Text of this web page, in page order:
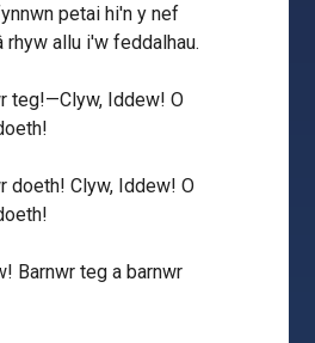
petai hi'n y nef
rhyw allu i'w feddalhau.
teg!—Clyw, Iddew! O
doeth! Clyw, Iddew! O
Barnwr teg a barnwr